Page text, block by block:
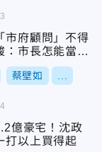
市府顧問」不得
市長怎能當主
蔡壁如
億豪宅！沈政
打以上買得起